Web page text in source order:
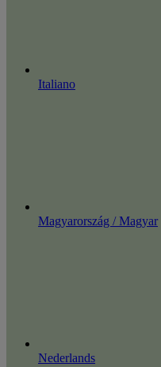
Italiano
Magyarország / Magyar
Nederlands